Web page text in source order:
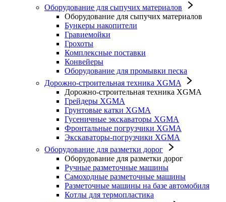
Оборудование для сыпучих материалов
Оборудование для сыпучих материалов
Бункеры накопители
Гравиемойки
Грохоты
Комплексные поставки
Конвейеры
Оборудование для промывки песка
Дорожно-строительная техника XGMA
Дорожно-строительная техника XGMA
Грейдеры XGMA
Грунтовые катки XGMA
Гусеничные экскаваторы XGMA
Фронтальные погрузчики XGMA
Экскаваторы-погрузчики XGMA
Оборудование для разметки дорог
Оборудование для разметки дорог
Ручные разметочные машины
Самоходные разметочные машины
Разметочные машины на базе автомобиля
Котлы для термопластика